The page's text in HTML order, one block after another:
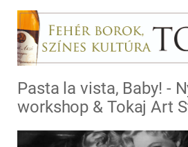
Pasta la vista, Baby! -
workshop & Tokaj Art